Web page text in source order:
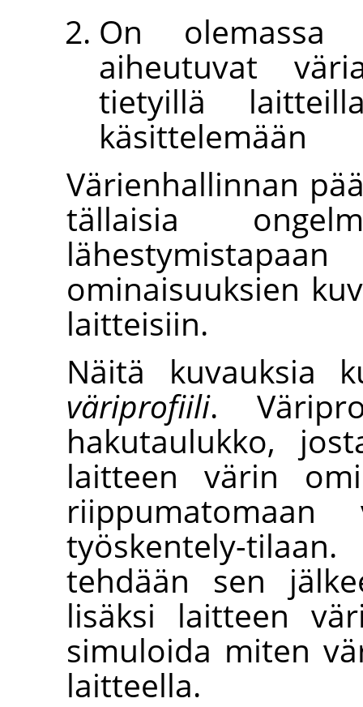
On olemassa
aiheutuvat
tietyillä
käsittelemään
Värienhallinnan
tällaisia
ominaisuuksien
laitteisiin.
Näitä kuvauksia
väriprofiili.
hakutaulukko,
laitteen värin
työskentely-
tehdään sen
lisäksi laitteen
simuloida miten
laitteella.